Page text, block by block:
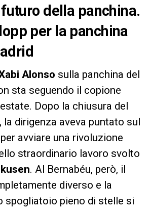
della panchina.
per la panchina
Alonso sulla panchina del
sta seguendo il copione
Dopo la chiusura del
dirigenza aveva puntato sul
avviare una rivoluzione
straordinario lavoro svolto
. Al Bernabéu, però, il
diverso e la
spogliatoio pieno di stelle si